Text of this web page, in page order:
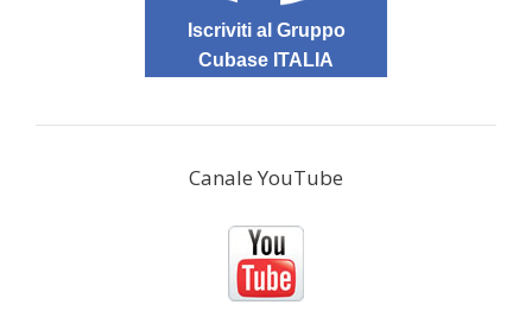
Iscriviti al Gruppo
Cubase ITALIA
Canale YouTube